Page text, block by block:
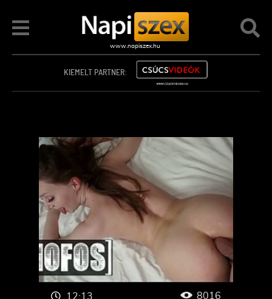
KIEMELT PARTNER:
12:13 8016